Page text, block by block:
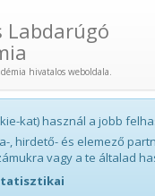
Labdarúgó
hivatalos weboldala.
kat) használ a jobb
, hirdető- és elemező
vagy a te általad